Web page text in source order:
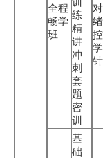
全程
畅学
班
练
精
讲
冲
刺
套
题
密
训
基
础